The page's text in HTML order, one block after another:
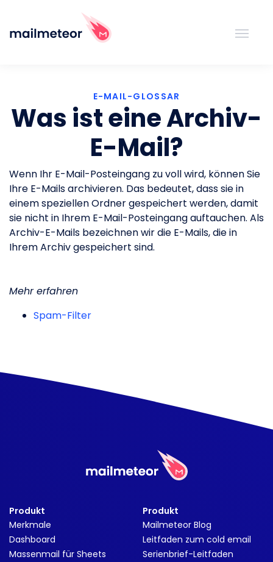
E-MAIL-GLOSSAR
Was ist eine Archiv-
E-Mail?
Wenn Ihr E-Mail-Posteingang zu voll wird, können Sie
Ihre E-Mails archivieren. Das bedeutet, dass sie in
einem speziellen Ordner gespeichert werden, damit
sie nicht in Ihrem E-Mail-Posteingang auftauchen. Als
Archiv-E-Mails bezeichnen wir die E-Mails, die in
Ihrem Archiv gespeichert sind.
Mehr erfahren
Spam-Filter
Produkt
Merkmale
Dashboard
Massenmail für Sheets
Produkt
Mailmeteor Blog
Leitfaden zum cold email
Serienbrief-Leitfaden